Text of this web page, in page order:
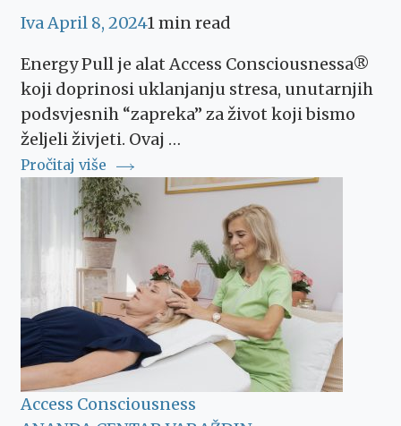
IvaApril 8, 20241 min read
Energy Pull je alat Access Consciousnessa®
koji doprinosi uklanjanju stresa, unutarnjih
podsvjesnih “zapreka” za život koji bismo
željeli živjeti. Ovaj …
Pročitaj više
Access Consciousness